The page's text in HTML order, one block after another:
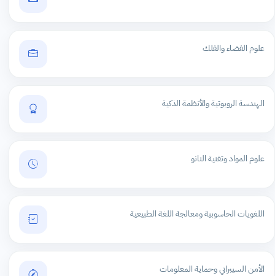
علوم الفضاء والفلك
الهندسة الروبوتية والأنظمة الذكية
علوم المواد وتقنية النانو
اللغويات الحاسوبية ومعالجة اللغة الطبيعية
الأمن السيبراني وحماية المعلومات